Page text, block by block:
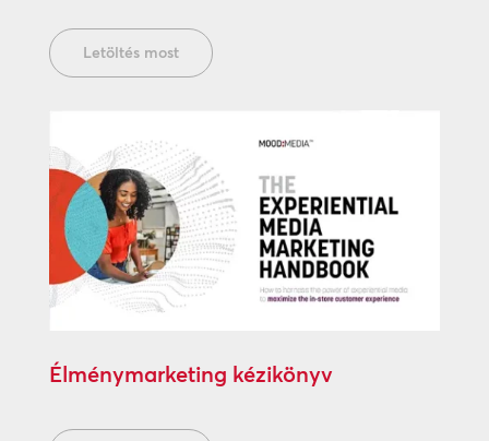
Letöltés most
Élménymarketing kézikönyv